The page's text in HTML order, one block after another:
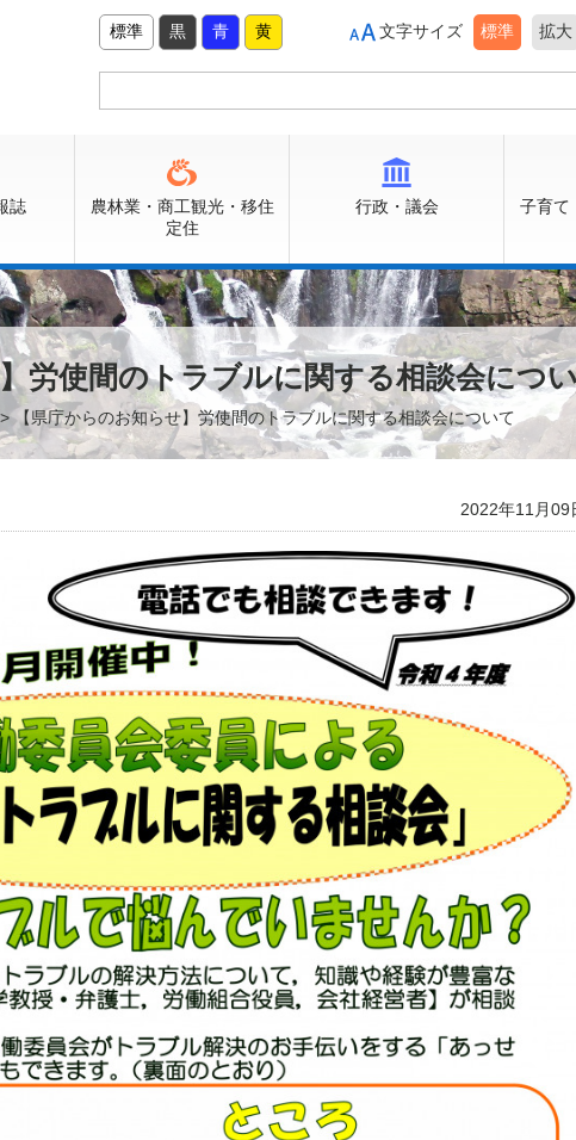
標準 黒 青 黄 文字サイズ 標準 拡大
誌
農林業・商工観光・移住
定住
行政・議会
子育て
労使間のトラブルに関する相談会につ
> 【県庁からのお知らせ】労使間のトラブルに関する相談会について
2022年11月09